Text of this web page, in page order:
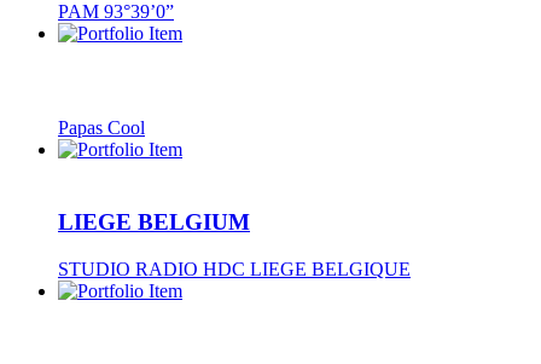
PAM 93°39’0”
Papas Cool
LIEGE BELGIUM
STUDIO RADIO HDC LIEGE BELGIQUE